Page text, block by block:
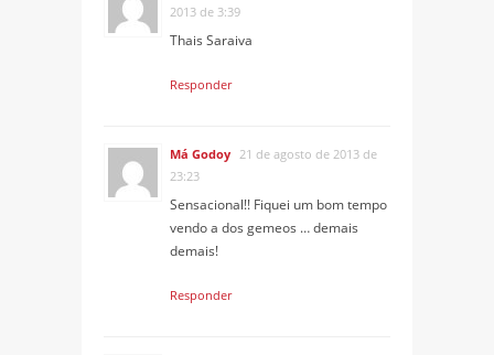
2013 de 3:39
Thais Saraiva
Responder
Má Godoy 21 de agosto de 2013 de
23:23
Sensacional!! Fiquei um bom tempo
vendo a dos gemeos … demais
demais!
Responder